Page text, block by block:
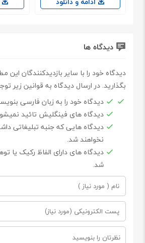
دیدگاه ها
دیدگاه خود را با سایر بازدیدکنندگان این
بگذارید. در ارسال دیدگاه به قوانین زیر
دیدگاه خود را به زبان فارسی
دیدگاه های فینگلیش تائید
دیدگاه هایی که جنبه تبلیغاتی
نخواهند شد.
دیدگاه های دارای الفاظ رکیک یا
شد.